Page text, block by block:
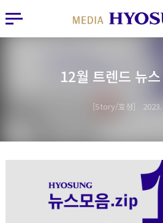
MY FRIEND
사이드바 열기
12월 트렌드 뉴
Story/효성